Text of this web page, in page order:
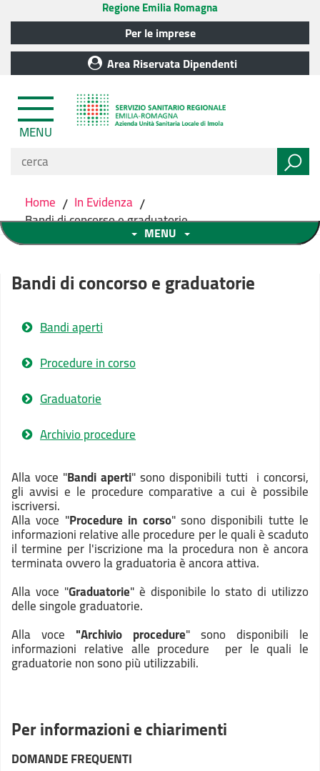
Regione Emilia Romagna
Per le imprese
Area Riservata Dipendenti
MENU
Home / In Evidenza /
Bandi di concorso e graduatorie
MENU
Bandi di concorso e graduatorie
Bandi aperti
Procedure in corso
Graduatorie
Archivio procedure
Alla voce "Bandi aperti" sono disponibili tutti i concorsi,
gli avvisi e le procedure comparative a cui è possibile
iscriversi.
Alla voce "Procedure in corso" sono disponibili tutte le
informazioni relative alle procedure per le quali è scaduto
il termine per l'iscrizione ma la procedura non è ancora
terminata ovvero la graduatoria è ancora attiva.
Alla voce "Graduatorie" è disponibile lo stato di utilizzo
delle singole graduatorie.
Alla voce "Archivio procedure" sono disponibili le
informazioni relative alle procedure per le quali le
graduatorie non sono più utilizzabili.
Per informazioni e chiarimenti
DOMANDE FREQUENTI